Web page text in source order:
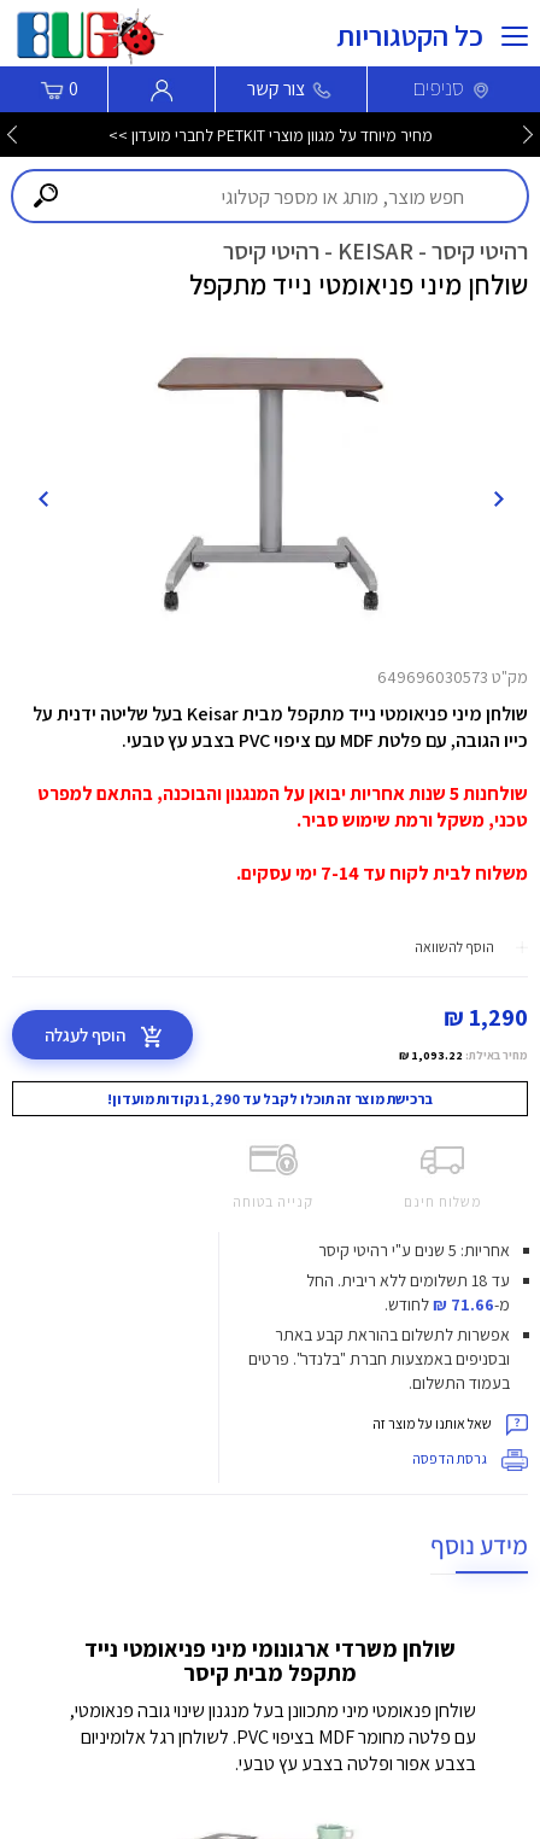
כל הקטגוריות
סניפים צור קשר 0
מחיר מיוחד על מגוון מוצרי PETKIT לחברי מועדון >>
רהיטי קיסר - KEISAR - רהיטי קיסר
שולחן מיני פניאומטי נייד מתקפל
מק"ט 649696030573
שולחן מיני פניאומטי נייד מתקפל מבית Keisar בעל שליטה ידנית על
כייו הגובה, עם פלטת MDF עם ציפוי PVC בצבע עץ טבעי.
שולחנות 5 שנות אחריות יבואן על המנגנון והבוכנה, בהתאם למפרט
טכני, משקל ורמת שימוש סביר.
משלוח לבית לקוח עד 7-14 ימי עסקים.
הוסף להשוואה
1,290 ₪
מחיר באילת: 1,093.22 ₪
הוסף לעגלה
ברכישת מוצר זה תוכלו לקבל עד 1,290 נקודות מועדון!
משלוח חינם קנייה בטוחה
אחריות: 5 שנים ע"י רהיטי קיסר
עד 18 תשלומים ללא ריבית.
החל
מ-71.66 ₪
לחודש.
אפשרות לתשלום בהוראת קבע באתר
ובסניפים באמצעות חברת "בלנדר". פרטים
בעמוד התשלום.
שאל אותנו על מוצר זה
גרסת הדפסה
מידע נוסף
שולחן משרדי ארגונומי מיני פניאומטי נייד
מתקפל מבית קיסר
שולחן פנאומטי מיני מתכוונן בעל מנגנון שינוי גובה פנאומטי,
עם פלטה מחומר MDF בציפוי PVC. לשולחן רגל אלומיניום
בצבע אפור ופלטה בצבע עץ טבעי.